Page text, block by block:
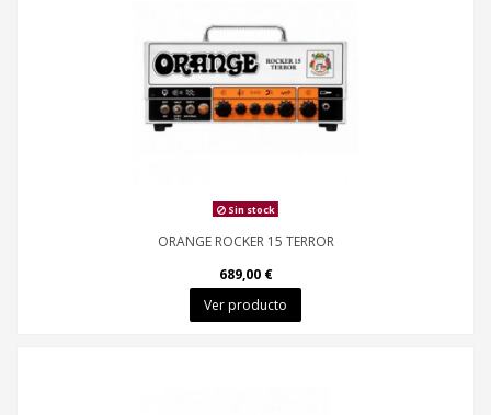
Sin stock
ORANGE ROCKER 15 TERROR
689,00 €
Ver producto